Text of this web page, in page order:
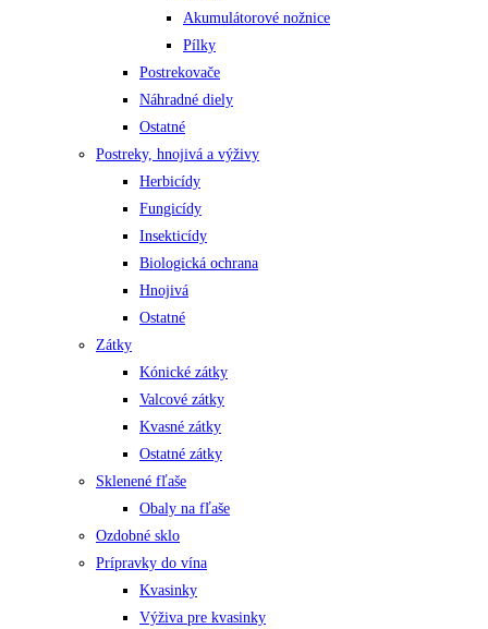
Akumulátorové nožnice
Pílky
Postrekovače
Náhradné diely
Ostatné
Postreky, hnojivá a výživy
Herbicídy
Fungicídy
Insekticídy
Biologická ochrana
Hnojivá
Ostatné
Zátky
Kónické zátky
Valcové zátky
Kvasné zátky
Ostatné zátky
Sklenené fľaše
Obaly na fľaše
Ozdobné sklo
Prípravky do vína
Kvasinky
Výživa pre kvasinky